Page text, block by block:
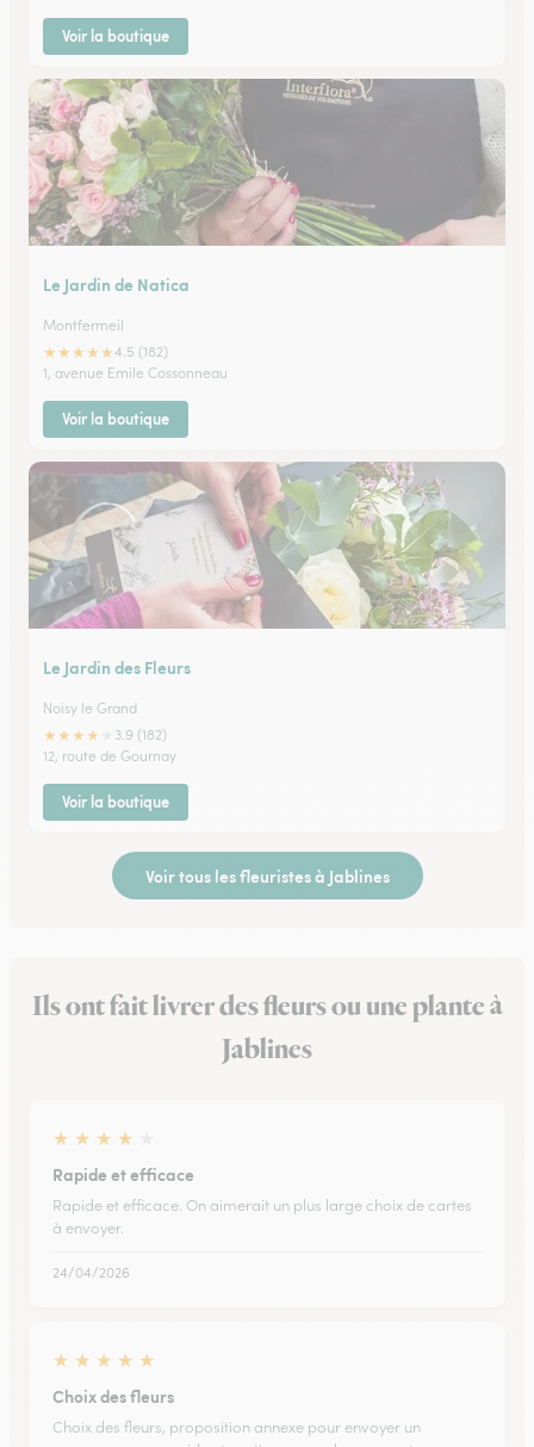
Voir la boutique
Le Jardin de Natica
Montfermeil
★★★★★4.5 (182)
1, avenue Emile Cossonneau
Voir la boutique
Le Jardin des Fleurs
Noisy le Grand
★★★★
3.9 (182)
12, route de Gournay
Voir la boutique
Voir tous les fleuristes à Jablines
Ils ont fait livrer des fleurs ou une plante à
Jablines
★ ★ ★ ★
Rapide et efficace
Rapide et efficace. On aimerait un plus large choix de cartes
à envoyer.
24/04/2026
★ ★ ★ ★ ★
Choix des fleurs
Choix des fleurs, proposition annexe pour envoyer un